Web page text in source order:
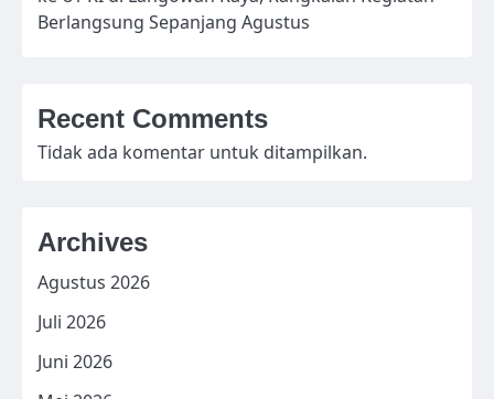
Berlangsung Sepanjang Agustus
Recent Comments
Tidak ada komentar untuk ditampilkan.
Archives
Agustus 2026
Juli 2026
Juni 2026